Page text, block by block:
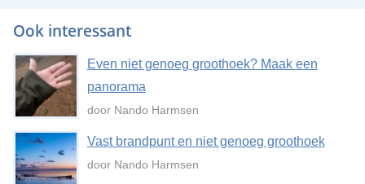
Ook interessant
Even niet genoeg groothoek? Maak een
panorama
door Nando Harmsen
Vast brandpunt en niet genoeg groothoek
door Nando Harmsen